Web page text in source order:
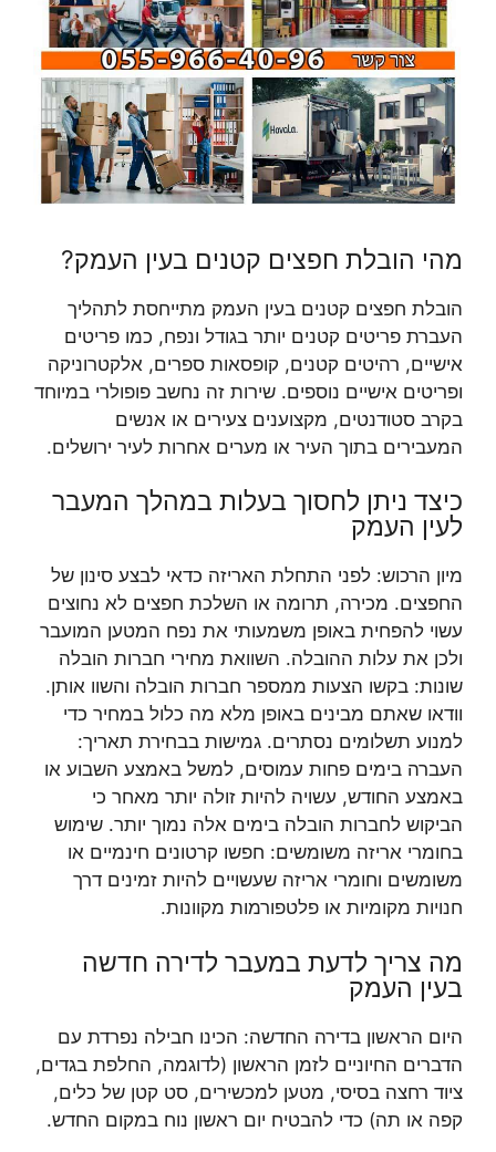
מהי הובלת חפצים קטנים בעין העמק?
הובלת חפצים קטנים בעין העמק מתייחסת לתהליך
העברת פריטים קטנים יותר בגודל ונפח, כמו פריטים
אישיים, רהיטים קטנים, קופסאות ספרים, אלקטרוניקה
ופריטים אישיים נוספים. שירות זה נחשב פופולרי במיוחד
בקרב סטודנטים, מקצוענים צעירים או אנשים
המעבירים בתוך העיר או מערים אחרות לעיר ירושלים.
כיצד ניתן לחסוך בעלות במהלך המעבר
לעין העמק
מיון הרכוש: לפני התחלת האריזה כדאי לבצע סינון של
החפצים. מכירה, תרומה או השלכת חפצים לא נחוצים
עשוי להפחית באופן משמעותי את נפח המטען המועבר
ולכן את עלות ההובלה. השוואת מחירי חברות הובלה
שונות: בקשו הצעות ממספר חברות הובלה והשוו אותן.
וודאו שאתם מבינים באופן מלא מה כלול במחיר כדי
למנוע תשלומים נסתרים. גמישות בבחירת תאריך:
העברה בימים פחות עמוסים, למשל באמצע השבוע או
באמצע החודש, עשויה להיות זולה יותר מאחר כי
הביקוש לחברות הובלה בימים אלה נמוך יותר. שימוש
בחומרי אריזה משומשים: חפשו קרטונים חינמיים או
משומשים וחומרי אריזה שעשויים להיות זמינים דרך
חנויות מקומיות או פלטפורמות מקוונות.
מה צריך לדעת במעבר לדירה חדשה
בעין העמק
היום הראשון בדירה החדשה: הכינו חבילה נפרדת עם
הדברים החיוניים לזמן הראשון (לדוגמה, החלפת בגדים,
ציוד רחצה בסיסי, מטען למכשירים, סט קטן של כלים,
קפה או תה) כדי להבטיח יום ראשון נוח במקום החדש.